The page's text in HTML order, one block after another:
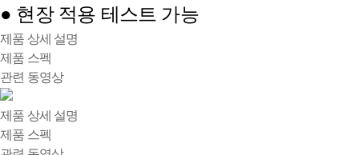
● 현장 적용 테스트 가능
제품 상세 설명
제품 스펙
관련 동영상
제품 상세 설명
제품 스펙